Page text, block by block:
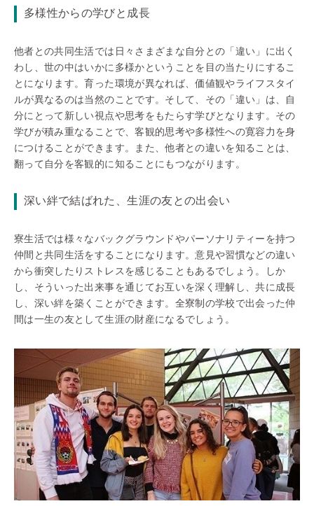
多様性からの学びと成長
他者との共同生活では日々さまざまな自分との「違い」に出く
わし、世の中はいかに多様かということを目の当たりにするこ
とになります。育った環境が異なれば、価値観やライフスタイ
ルが異なるのは当然のことです。そして、その「違い」は、自
分にとって新しい視点や思考をもたらす学びとなります。その
学びが積み重なることで、客観的思考や多様性への寛容力を身
につけることができます。また、他者との違いを知ることは、
翻って自分を客観的に知ることにもつながります。
深い絆で結ばれた、生涯の友との出会い
寮生活では様々なバックグラウンドやパーソナリティーを持つ
仲間と共同生活をすることになります。意見や習慣などの違い
から衝突したりストレスを感じることもあるでしょう。しか
し、そういった出来事を通じてお互いを深く理解し、共に成長
し、深い絆を築くことができます。全寮制の学校で出会った仲
間は一生の友として生涯の財産になるでしょう。